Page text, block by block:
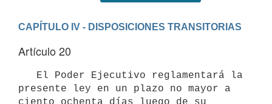
CAPÍTULO IV - DISPOSICIONES TRANSITORIAS
Artículo 20
presente ley en un plazo no mayor a